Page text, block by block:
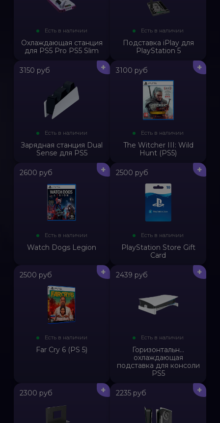
Есть в наличии
Охлаждающая станция
для PS5 Pro PS5 Slim
Есть в наличии
Подставка iPlay для
PlayStation 5
+
3150 руб
Есть в наличии
Зарядная станция Dual
Sense для PS5
+
3100 руб
Есть в наличии
The Witcher III: Wild
Hunt (PS5)
+
2600 руб
Есть в наличии
Watch Dogs Legion
+
2500 руб
Есть в наличии
PlayStation Store Gift
Card
+
2500 руб
Есть в наличии
Far Cry 6 (PS 5)
+
2439 руб
Есть в наличии
Горизонтальн...
охлаждающая
подставка для консоли
PS5
+
2300 руб +
2235 руб